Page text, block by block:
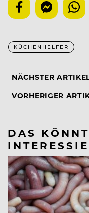
KÜCHENHELFER
NÄCHSTER
VORHERIGER
DAS